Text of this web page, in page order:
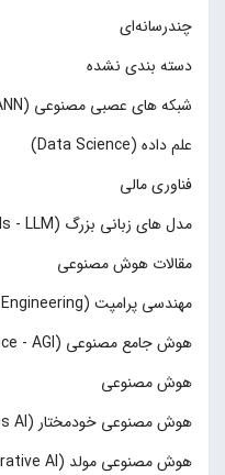
چند‌‌رسانه‌ای
دسته بندی نشده
شبکه های عصبی مصنوعی (Artificial Neural Networks - ANN)
علم داده (Data Science)
فناوری مالی
مدل های زبانی بزرگ (Large Language Models - LLM)
مقالات هوش مصنوعی
مهندسی پرامپت (Prompt Engineering)
هوش جامع مصنوعی (Artificial General Intelligence - AGI)
هوش مصنوعی
هوش مصنوعی خودمختار (Autonomous AI)
هوش مصنوعی مولد (Generative AI)